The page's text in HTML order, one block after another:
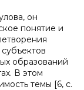
он
понятие и
образований
В этом
темы [6, с.